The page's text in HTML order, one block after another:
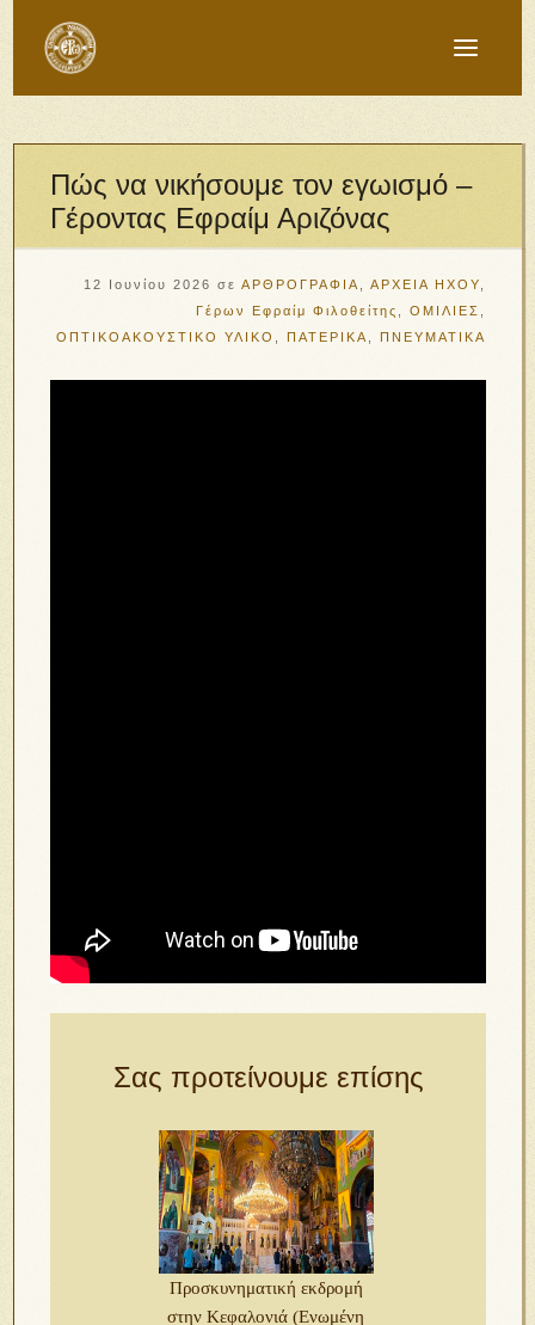
Πώς να νικήσουμε τον εγωισμό –
Γέροντας Εφραίμ Αριζόνας
12 Ιουνίου 2026 σε ΑΡΘΡΟΓΡΑΦΙΑ ΑΡΧΕΙΑ ΗΧΟΥ
Γέρων Εφραίμ Φιλοθείτης
ΟΜΙΛΙΕΣ
ΟΠΤΙΚΟΑΚΟΥΣΤΙΚΟ ΥΛΙΚΟ
ΠΑΤΕΡΙΚΑ ΠΝΕΥΜΑΤΙΚΑ
Σας προτείνουμε επίσης
Προσκυνηματική εκδρομή
στην Κεφαλονιά (Ενωμένη